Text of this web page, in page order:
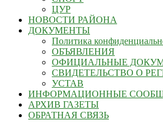
ЦУР
НОВОСТИ РАЙОНА
ДОКУМЕНТЫ
Политика
ОБЪЯВЛЕНИЯ
ОФИЦИАЛЬНЫЕ
СВИДЕТЕЛЬСТВО О
УСТАВ
ИНФОРМАЦИОННЫЕ
АРХИВ ГАЗЕТЫ
ОБРАТНАЯ СВЯЗЬ